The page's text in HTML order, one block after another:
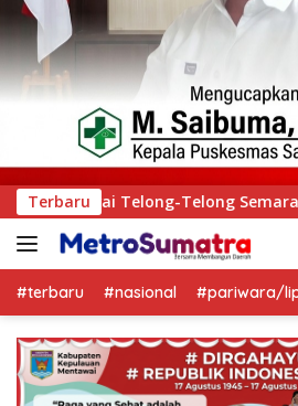
Terbaru
Padang ke-357, Ribuan Warga
#terbaru #nasional #pariwara/